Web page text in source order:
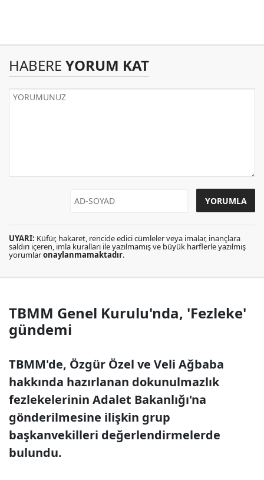
HABERE YORUM KAT
UYARI: Küfür, hakaret, rencide edici cümleler veya imalar, inançlara
saldırı içeren, imla kuralları ile yazılmamış ve büyük harflerle yazılmış
yorumlaronaylanmamaktadır.
TBMM Genel Kurulu'nda, 'Fezleke'
gündemi
TBMM'de, Özgür Özel ve Veli Ağbaba
hakkında hazırlanan dokunulmazlık
fezlekelerinin Adalet Bakanlığı'na
gönderilmesine ilişkin grup
başkanvekilleri değerlendirmelerde
bulundu.